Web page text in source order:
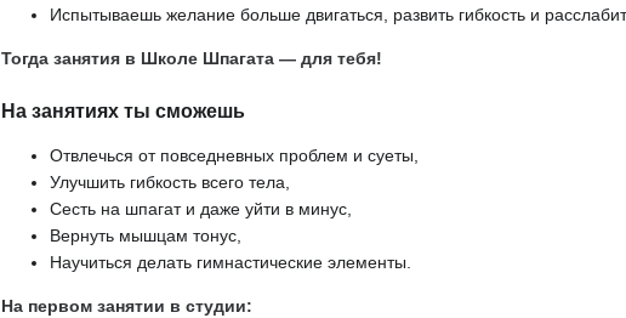
Испытываешь желание больше двигаться, развить гибкость и
Тогда занятия в Школе Шпагата — для тебя!
На занятиях ты сможешь
Отвлечься от повседневных проблем и суеты,
Улучшить гибкость всего тела,
Сесть на шпагат и даже уйти в минус,
Вернуть мышцам тонус,
Научиться делать гимнастические элементы.
На первом занятии в студии: